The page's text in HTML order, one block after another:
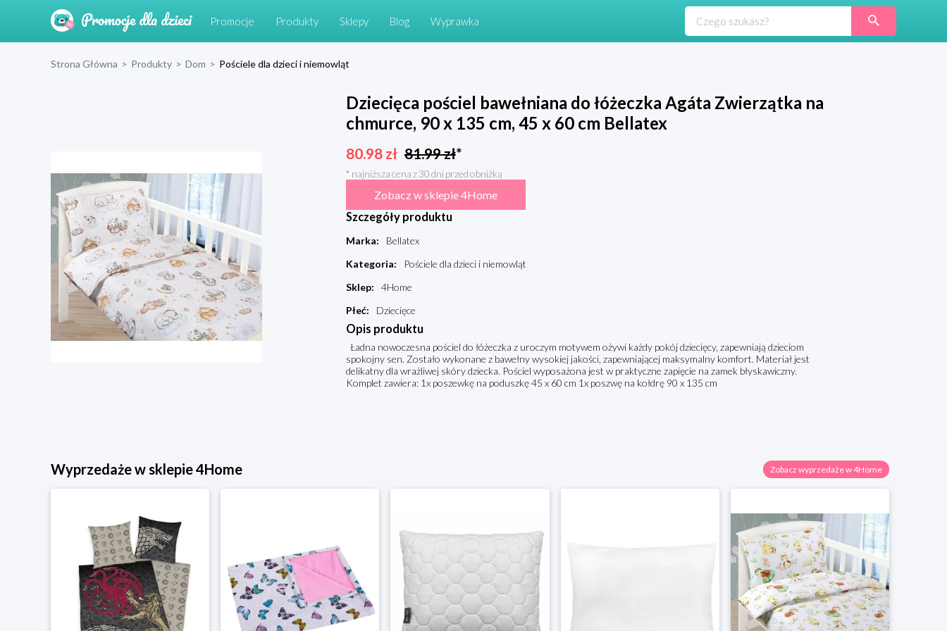
Promocje Produkty Sklepy Blog Wyprawka
Strona Główna > Produkty > Dom > Pościele dla dzieci i niemowląt
Dziecięca pościel bawełniana do łóżeczka Agáta Zwierzątka na
chmurce, 90 x 135 cm, 45 x 60 cm Bellatex
80.98zł 81.99zł*
* najniższa cena z 30 dni przed obniżką
Zobacz w sklepie 4Home
Szczegóły produktu
Marka:
Bellatex
Kategoria:
Pościele dla dzieci i niemowląt
Sklep:
4Home
Płeć: Dziecięce
Opis produktu
Ładna nowoczesna pościel do łóżeczka z uroczym motywem ożywi każdy pokój dziecięcy, zapewniają dzieciom
spokojny sen. Zostało wykonane z bawełny wysokiej jakości, zapewniającej maksymalny komfort. Materiał jest
delikatny dla wrażliwej skóry dziecka. Pościel wyposażona jest w praktyczne zapięcie na zamek błyskawiczny.
Komplet zawiera: 1x poszewkę na poduszkę 45 x 60 cm 1x poszwę na kołdrę 90 x 135 cm
Wyprzedaże w sklepie 4Home Zobacz wyprzedaże w 4Home